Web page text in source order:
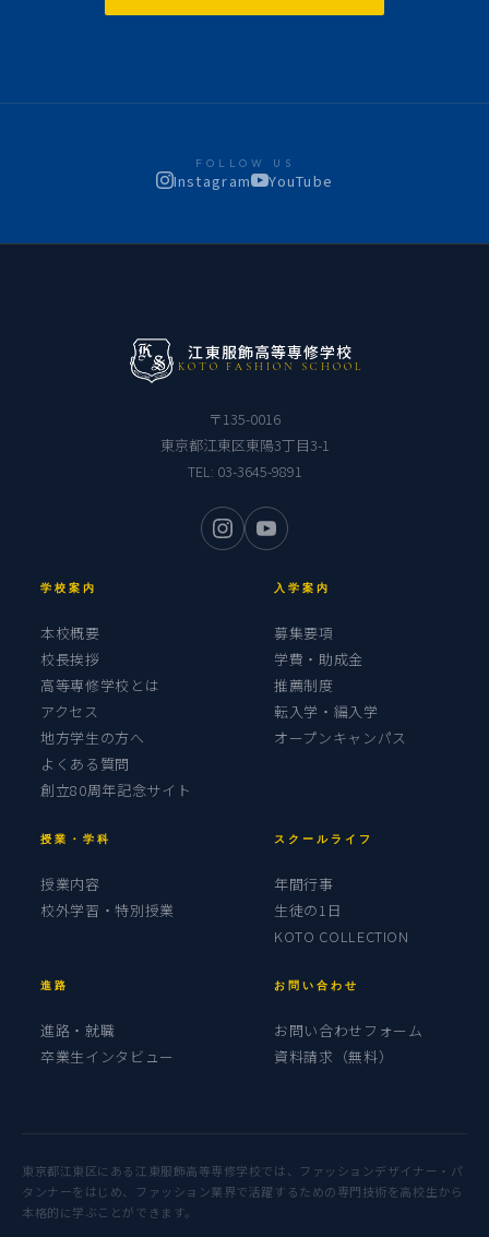
FOLLOW US
Instagram YouTube
江東服飾高等専修学校
KOTO FASHION SCHOOL
〒135-0016
東京都江東区東陽3丁目3-1
TEL: 03-3645-9891
学校案内
本校概要
校長挨拶
高等専修学校とは
アクセス
地方学生の方へ
よくある質問
創立80周年記念サイト
入学案内
募集要項
学費・助成金
推薦制度
転入学・編入学
オープンキャンパス
授業・学科
授業内容
校外学習・特別授業
スクールライフ
年間行事
生徒の1日
KOTO COLLECTION
進路
進路・就職
卒業生インタビュー
お問い合わせ
お問い合わせフォーム
資料請求（無料）
東京都江東区にある江東服飾高等専修学校では、ファッションデザイナー・パ
タンナーをはじめ、ファッション業界で活躍するための専門技術を高校生から
本格的に学ぶことができます。